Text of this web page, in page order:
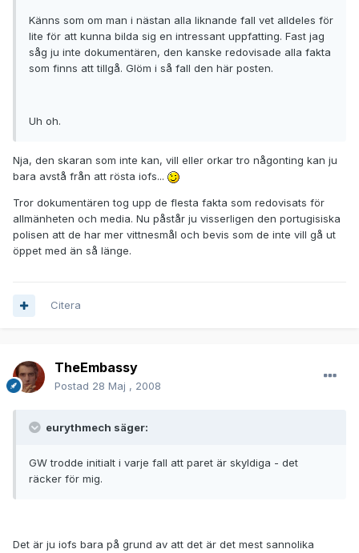
Känns som om man i nästan alla liknande fall vet alldeles för
lite för att kunna bilda sig en intressant uppfatting. Fast jag
såg ju inte dokumentären, den kanske redovisade alla fakta
som finns att tillgå. Glöm i så fall den här posten.
Uh oh.
Nja, den skaran som inte kan, vill eller orkar tro någonting kan ju
bara avstå från att rösta iofs...
Tror dokumentären tog upp de flesta fakta som redovisats för
allmänheten och media. Nu påstår ju visserligen den portugisiska
polisen att de har mer vittnesmål och bevis som de inte vill gå ut
öppet med än så länge.
Citera
TheEmbassy
Postad 28 Maj , 2008
eurythmech säger:
GW trodde initialt i varje fall att paret är skyldiga - det
räcker för mig.
Det är ju iofs bara på grund av att det är det mest sannolika